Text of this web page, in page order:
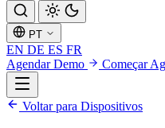
PT
EN DE ES FR
Agendar Demo
Começar
Voltar para Dispositivos